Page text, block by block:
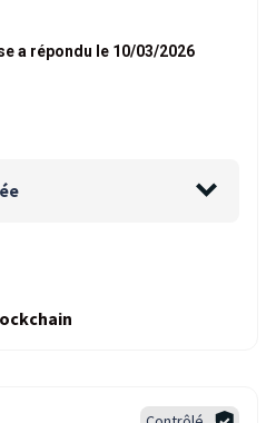
a répondu le 10/03/2026